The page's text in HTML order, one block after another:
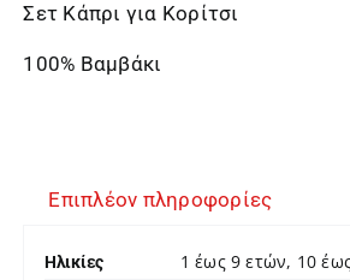
Σετ Κάπρι για Κορίτσι
100% Βαμβάκι
Επιπλέον πληροφορίες
Ηλικίες 1 έως 9 ετών, 10